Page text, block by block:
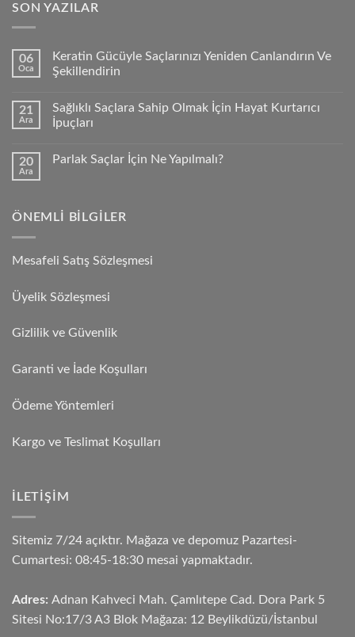
SON YAZILAR
06
Oca
Keratin Gücüyle Saçlarınızı Yeniden Canlandırın Ve
Şekillendirin
21
Ara
Sağlıklı Saçlara Sahip Olmak İçin Hayat Kurtarıcı
İpuçları
20
Ara
Parlak Saçlar İçin Ne Yapılmalı?
ÖNEMLI BILGILER
Mesafeli Satış Sözleşmesi
Üyelik Sözleşmesi
Gizlilik ve Güvenlik
Garanti ve İade Koşulları
Ödeme Yöntemleri
Kargo ve Teslimat Koşulları
İLETIŞIM
Sitemiz 7/24 açıktır. Mağaza ve depomuz Pazartesi-
Cumartesi: 08:45-18:30 mesai yapmaktadır.
Adres: Adnan Kahveci Mah. Çamlıtepe Cad. Dora Park 5
Sitesi No:17/3 A3 Blok Mağaza: 12 Beylikdüzü/İstanbul